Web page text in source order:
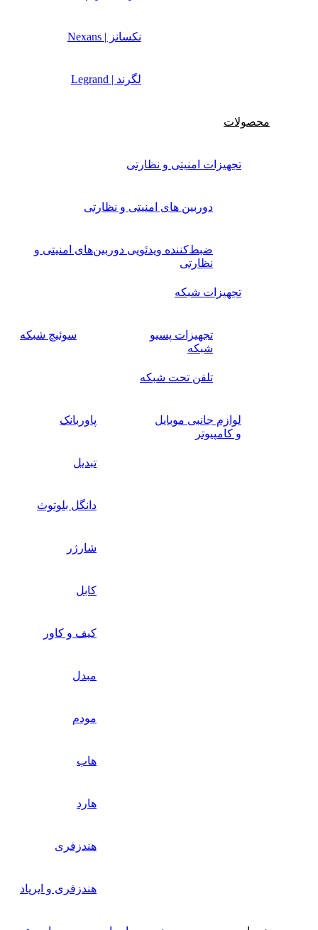
نکسانز | Nexans
لگرند | Legrand
محصولات
تجهیزات امنیتی و نظارتی
دوربین های امنیتی و نظارتی
ضبط‌کننده ویدئویی دوربین‌های امنیتی و
نظارتی
تجهیزات شبکه
تجهیزات پسیو
شبکه
سوئیچ‌ شبکه
تلفن تحت شبکه
لوازم جانبی موبایل
و کامپیوتر
پاوربانک
تبدیل
دانگل بلوتوث
شارژر
کابل
کیف و کاور
مبدل
مودم
هاب
هارد
هندزفری
هندزفری و ایرپاد